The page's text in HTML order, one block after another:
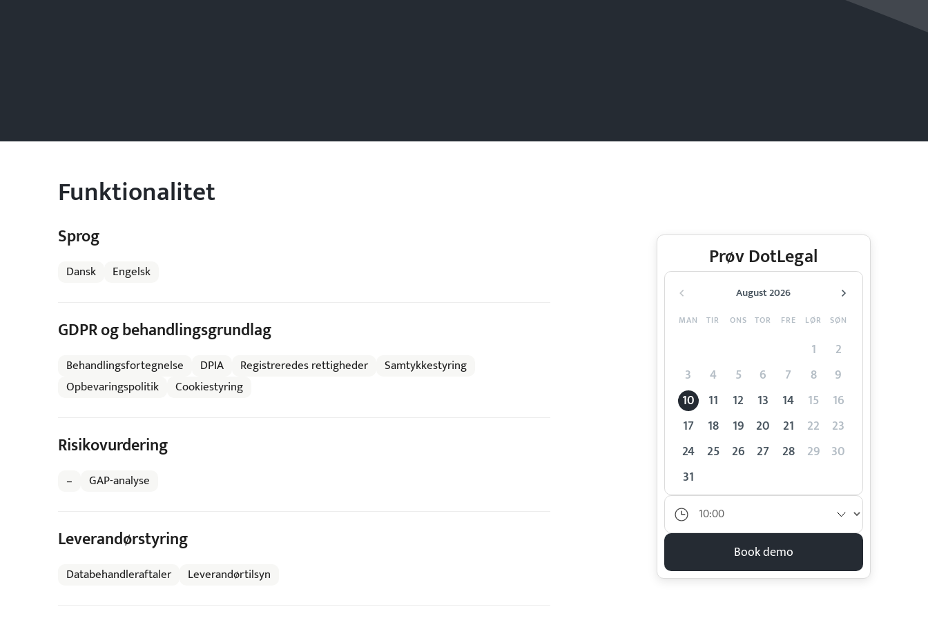
Prøv DotLegal
August 2026
MAN TIR ONS TOR FRE LØR SØN
1
2
3
4 5 6 7 8
9
10
11 12 13 14 15
16
17
18 19 20 21 22
23
24
25 26 27 28 29 30
31
Book demo
Funktionalitet
Sprog
Dansk Engelsk
GDPR og behandlingsgrundlag
Behandlingsfortegnelse DPIA Registreredes rettigheder
Samtykkestyring
Opbevaringspolitik
Cookiestyring
Risikovurdering
– GAP-analyse
Leverandørstyring
Databehandleraftaler Leverandørtilsyn